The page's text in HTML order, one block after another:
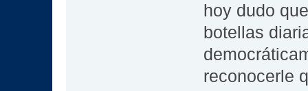
hoy dudo
botellas
reconocerle